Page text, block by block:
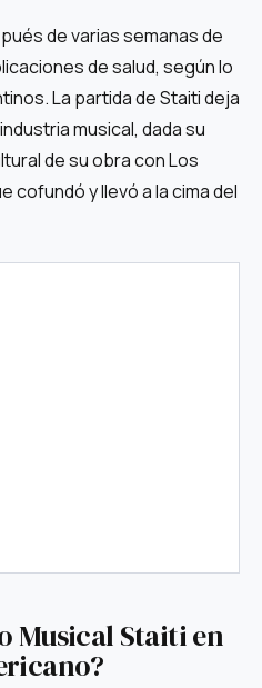
de varias semanas de
de salud, según lo
La partida de Staiti deja
musical, dada su
de su obra con Los
cofundó y llevó a la cima del
Musical Staiti en